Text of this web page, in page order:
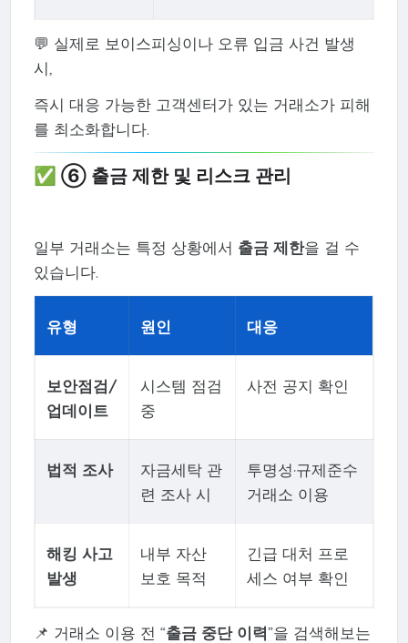
💬 실제로 보이스피싱이나 오류 입금 사건 발생
시,
즉시 대응 가능한 고객센터가 있는 거래소가 피해
를 최소화합니다.
✅ ⑥ 출금 제한 및 리스크 관리
일부 거래소는 특정 상황에서 출금 제한을 걸 수
있습니다.
유형 원인 대응
보안점검/
업데이트
시스템 점검
중
사전 공지 확인
법적 조사
자금세탁 관
련 조사 시
투명성·규제준수
거래소 이용
해킹 사고
발생
내부 자산
보호 목적
긴급 대처 프로
세스 여부 확인
📌 거래소 이용 전 “출금 중단 이력”을 검색해보는